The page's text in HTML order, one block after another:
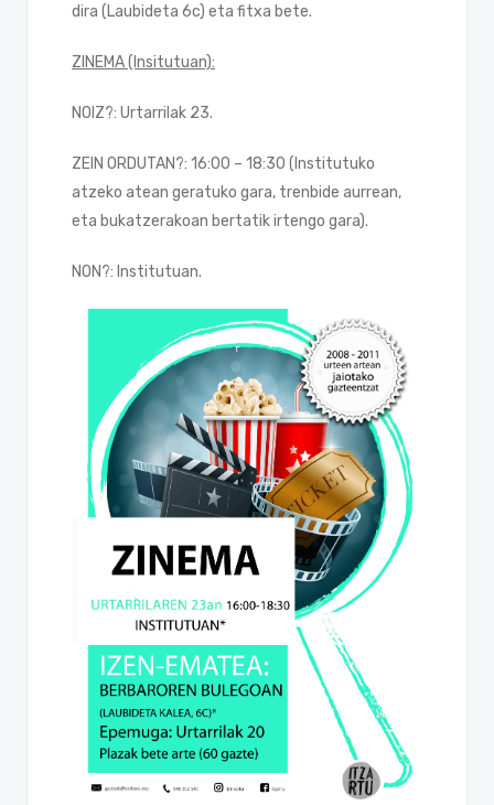
dira (Laubideta 6c) eta fitxa bete.
ZINEMA (Insitutuan):
NOIZ?: Urtarrilak 23.
ZEIN ORDUTAN?: 16:00 – 18:30 (Institutuko
atzeko atean geratuko gara, trenbide aurrean,
eta bukatzerakoan bertatik irtengo gara).
NON?: Institutuan.